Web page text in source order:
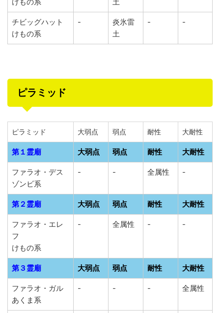
チビッグハット
けもの系
-
炎氷雷
土
- -
ピラミッド
ピラミッド 大弱点 弱点 耐性 大耐性
第１霊廟 大弱点 弱点 耐性 大耐性
ファラオ・デス
ゾンビ系
- - 全属性 -
第２霊廟 大弱点 弱点 耐性 大耐性
ファラオ・エレ
フ
けもの系
- 全属性 - -
第３霊廟 大弱点 弱点 耐性 大耐性
ファラオ・ガル
あくま系
- - - 全属性